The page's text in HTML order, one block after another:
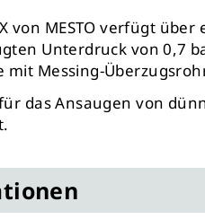
von MESTO verfügt
Unterdruck von 0,7
Messing-
für das Ansaugen von